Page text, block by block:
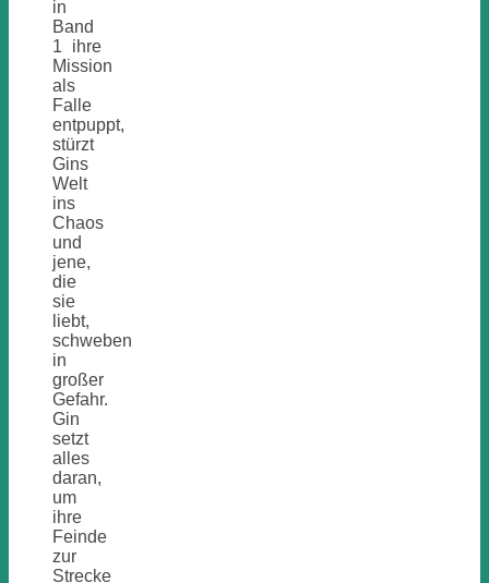
in
Band
1 ihre
Mission
als
Falle
entpuppt,
stürzt
Gins
Welt
ins
Chaos
und
jene,
die
sie
liebt,
schweben
in
großer
Gefahr.
Gin
setzt
alles
daran,
um
ihre
Feinde
zur
Strecke